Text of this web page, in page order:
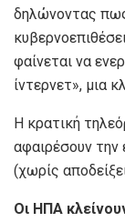
δηλώνοντας
φαίνεται να
ίντερνετ», μια
Η κρατική
αφαιρέσουν την
(χωρίς
Οι ΗΠΑ